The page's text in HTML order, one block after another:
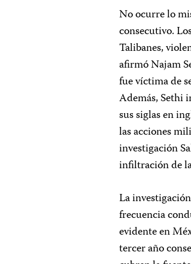
No ocurre lo
consecutivo.
Talibanes,
afirmó Najam
fue víctima de
Además, Sethi
sus siglas en
las acciones
investigación
infiltración de
La
frecuencia
evidente en
tercer año